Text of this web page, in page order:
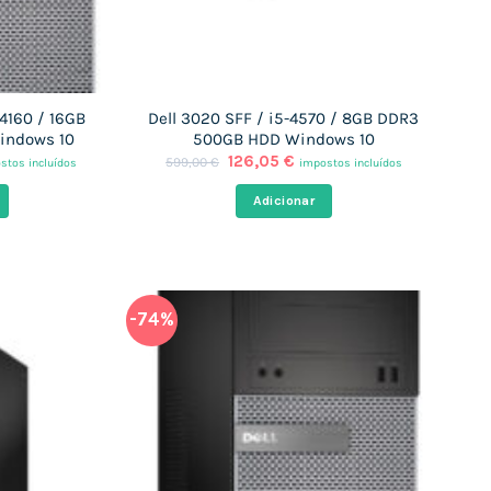
/ 16GB
10
incluídos
Dell 3020 SFF / i5-4570 / 8GB DDR3
500GB HDD Windows 10
599,00€ O
original
era:
126,05 €O
atual
é:
impostos incluídos
Adicionar
-74%